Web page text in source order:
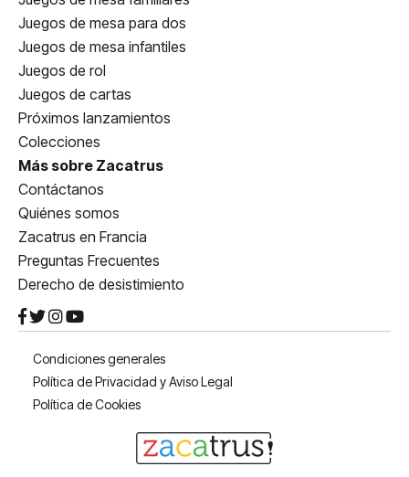
Juegos de mesa para dos
Juegos de mesa infantiles
Juegos de rol
Juegos de cartas
Próximos lanzamientos
Colecciones
Más sobre Zacatrus
Contáctanos
Quiénes somos
Zacatrus en Francia
Preguntas Frecuentes
Derecho de desistimiento
Condiciones generales
Política de Privacidad y Aviso Legal
Política de Cookies